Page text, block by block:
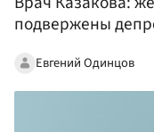
подвержены
Евгений Одинцов